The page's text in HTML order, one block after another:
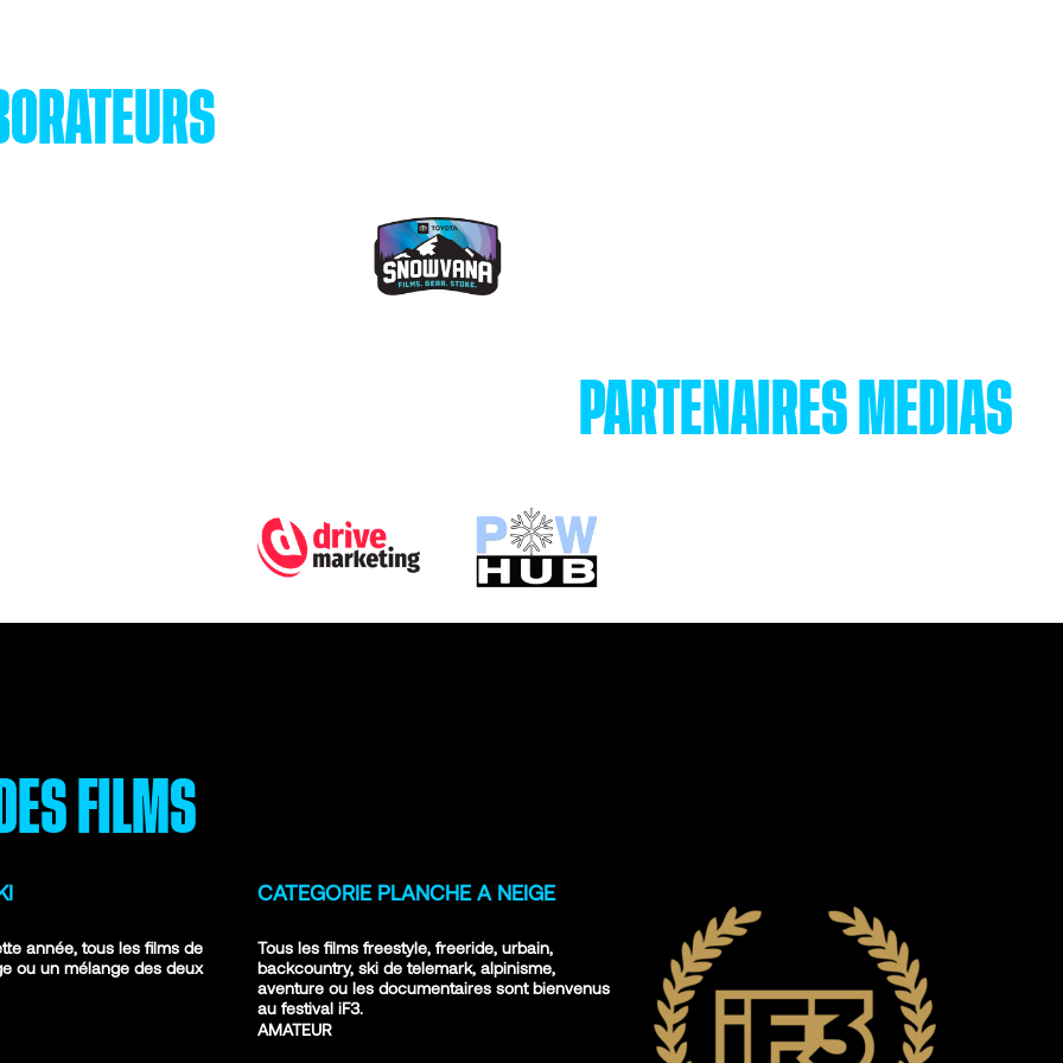
PARTENAIRES MÉDIAS
FILMS
année, tous les films de
ou un mélange des deux
CATEGORIE PLANCHE A NEIGE
Tous les films freestyle, freeride, urbain,
backcountry, ski de telemark, alpinisme,
aventure ou les documentaires sont bienvenus
au festival iF3.
AMATEUR